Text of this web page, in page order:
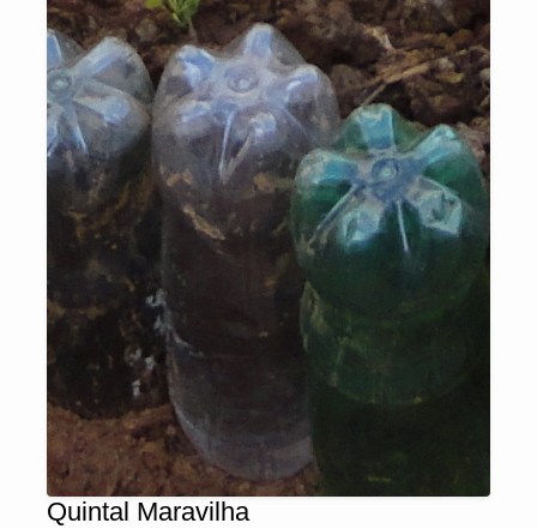
Quintal Maravilha